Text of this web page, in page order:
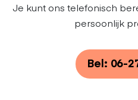
Je kunt ons telefonisch
persoonlijk
Bel: 06-